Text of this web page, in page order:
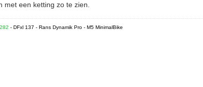
met een ketting zo te zien.
282- DFxl 137 - Rans Dynamik Pro - M5 MinimalBike